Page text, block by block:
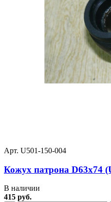
Арт. U501-150-004
Кожух патрона D63x74
В наличии
415 руб.